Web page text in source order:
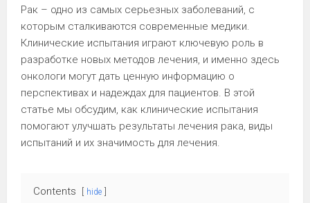
Рак – одно из самых серьезных заболеваний, с
которым сталкиваются современные медики.
Клинические испытания играют ключевую роль в
разработке новых методов лечения, и именно здесь
онкологи могут дать ценную информацию о
перспективах и надеждах для пациентов. В этой
статье мы обсудим, как клинические испытания
помогают улучшать результаты лечения рака, виды
испытаний и их значимость для лечения.
Contents hide